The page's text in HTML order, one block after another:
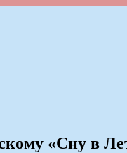
«Сну в